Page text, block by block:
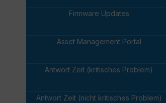
Firmware Updates
Asset Management Portal
Antwort Zeit (kritisches Problem)
Antwort Zeit (nicht kritisches Problem)